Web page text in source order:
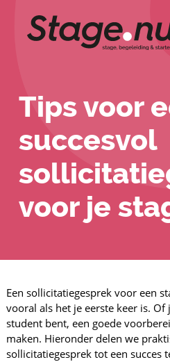
Tips voor
succesvol
voor je
Een sollicitatiegesprek voor een
vooral als het je eerste keer is.
student bent, een goede
maken. Hieronder delen we
sollicitatiegesprek tot een succes